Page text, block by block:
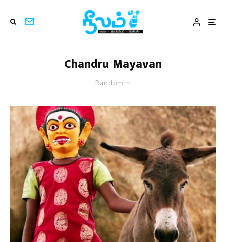
Chandru Mayavan
Random